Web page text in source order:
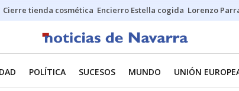
Cierre tienda cosmética Encierro Estella cogida Lorenzo
POLÍTICA SUCESOS MUNDO UNIÓN